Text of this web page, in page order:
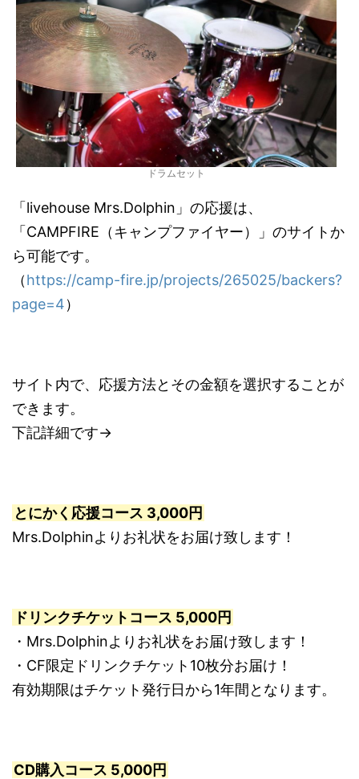
ドラムセット
「livehouse Mrs.Dolphin」の応援は、
「CAMPFIRE（キャンプファイヤー）」のサイトか
ら可能です。
（https://camp-fire.jp/projects/265025/backers?
page=4）
サイト内で、応援方法とその金額を選択することが
できます。
下記詳細です→
とにかく応援コース 3,000円
Mrs.Dolphinよりお礼状をお届け致します！
ドリンクチケットコース 5,000円
・Mrs.Dolphinよりお礼状をお届け致します！
・CF限定ドリンクチケット10枚分お届け！
有効期限はチケット発行日から1年間となります。
CD購入コース 5,000円